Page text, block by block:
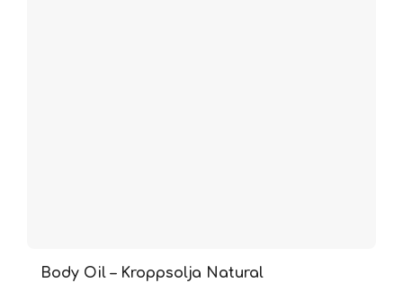
Body Oil – Kroppsolja Natural